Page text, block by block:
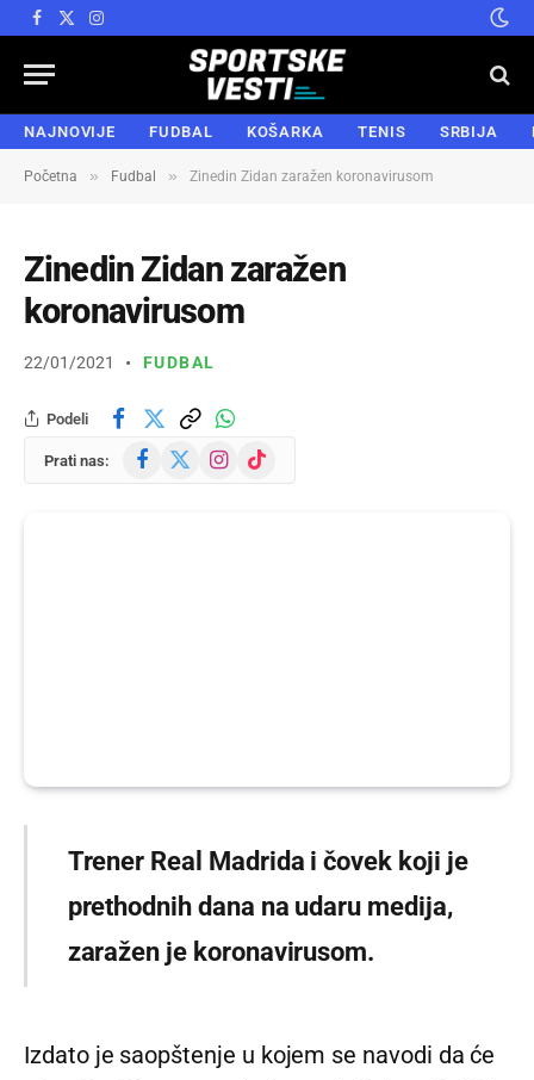
Facebook
X
Instagram
NAJNOVIJE FUDBAL KOŠARKA TENIS SRBIJA
Početna » Fudbal » Zinedin Zidan zaražen koronavirusom
Zinedin Zidan zaražen
koronavirusom
22/01/2021 FUDBAL
Podeli
Prati nas: Facebook Instagram
TikTok
Trener Real Madrida i čovek koji je
prethodnih dana na udaru medija,
zaražen je koronavirusom.
Izdato je saopštenje u kojem se navodi da će